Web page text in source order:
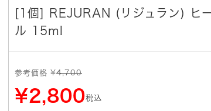
[1個] REJURAN (リジュラン) ヒ
ル 15ml
参考価格 ¥4,700
¥2,800税込